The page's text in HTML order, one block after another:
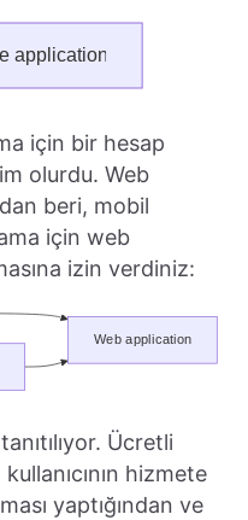
için bir hesap
olurdu. Web
beri, mobil
için web
izin verdiniz:
Ücretli
hizmete
yaptığından ve